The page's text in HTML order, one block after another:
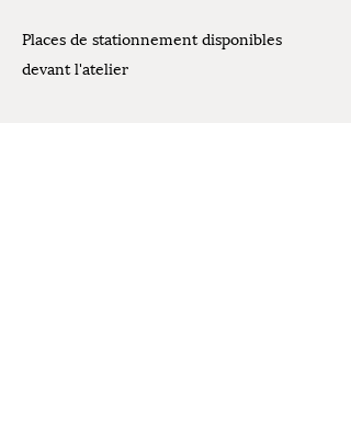
Places de stationnement disponibles
devant l'atelier